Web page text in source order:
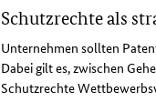
Schutzrechte als
Unternehmen sollten
Dabei gilt es, zwischen
Schutzrechte